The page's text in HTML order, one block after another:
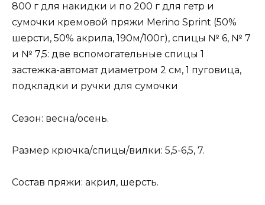
800 г для накидки и по 200 г для гетр и
сумочки кремовой пряжи Merino Sprint (50%
шерсти, 50% акрила, 190м/100г), спицы № 6, № 7
и № 7,5: две вспомогательные спицы 1
застежка-автомат диаметром 2 см, 1 пуговица,
подкладки и ручки для сумочки
Сезон: весна/осень.
Размер крючка/спицы/вилки: 5,5-6,5, 7.
Состав пряжи: акрил, шерсть.